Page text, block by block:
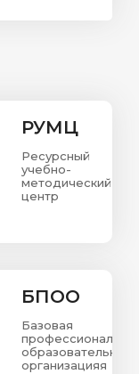
РУМЦ
Ресурсный
учебно-
методический
центр
БПОО
Базовая
образовательная
организацияя